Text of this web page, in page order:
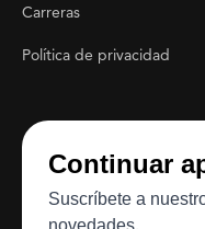
Carreras
Política de privacidad